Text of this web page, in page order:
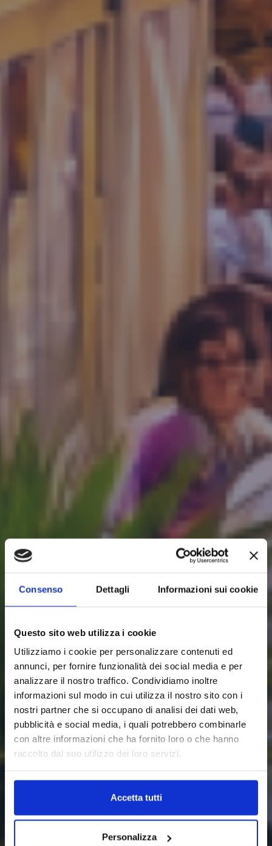
Consenso Dettagli Informazioni sui cookie
Questo sito web utilizza i cookie
Utilizziamo i cookie per personalizzare contenuti ed
annunci, per fornire funzionalità dei social media e per
analizzare il nostro traffico. Condividiamo inoltre
informazioni sul modo in cui utilizza il nostro sito con i
nostri partner che si occupano di analisi dei dati web,
pubblicità e social media, i quali potrebbero combinarle
con altre informazioni che ha fornito loro o che hanno
raccolto dal suo utilizzo dei loro servizi.
Accetta tutti
Personalizza